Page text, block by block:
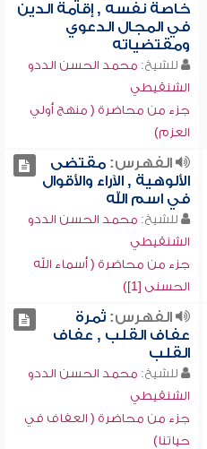
خاصة نفسه , إقامة الدين
في المجال الدعوي
ومقتضياته
للشيخ: محمد الحسن الددو
الشنقيطي
جزء من محاضرة ( منهج أولي
العزم)
الفهرس:مقتضى
الألوهية , الآراء والأقوال
في اسم الله
للشيخ: محمد الحسن الددو
الشنقيطي
جزء من محاضرة ( أسماء الله
الحسنى [1])
الفهرس:ثمرة
عفاف القلب , عفاف
القلب
للشيخ: محمد الحسن الددو
الشنقيطي
جزء من محاضرة ( العفاف في
حياتنا)